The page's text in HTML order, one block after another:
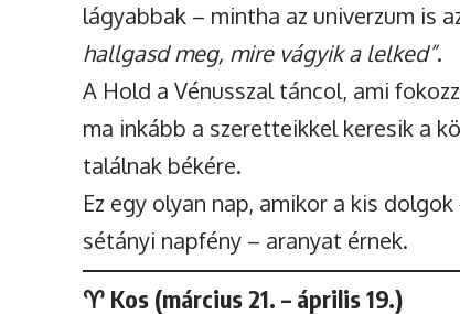
lágyabbak – mintha az univerzum is
hallgasd meg, mire vágyik a lelked”.
A Hold a Vénusszal táncol, ami
ma inkább a szeretteikkel keresik a
találnak békére.
Ez egy olyan nap, amikor a kis
sétányi napfény – aranyat érnek.
♈ Kos (március 21. – április 19.)